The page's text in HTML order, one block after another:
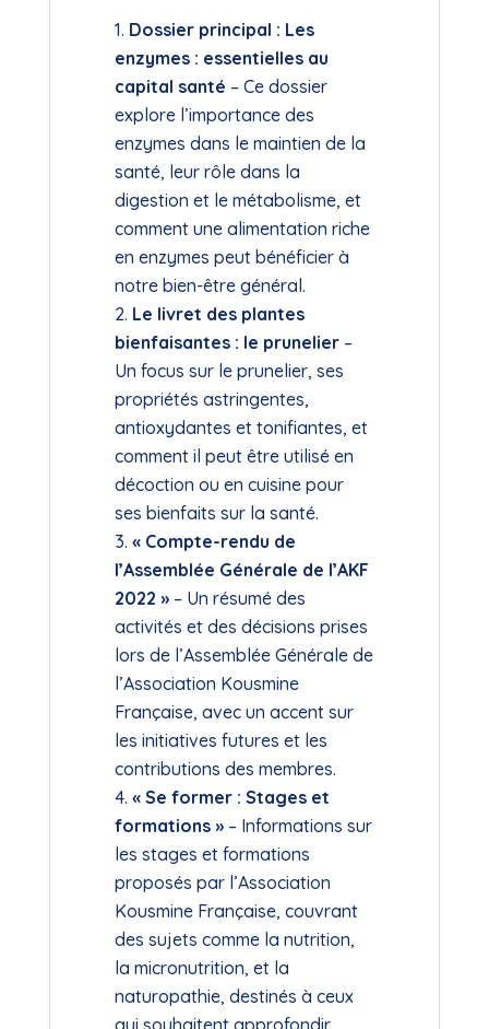
Dossier principal : Les
enzymes : essentielles au
capital santé – Ce dossier
explore l’importance des
enzymes dans le maintien de la
santé, leur rôle dans la
digestion et le métabolisme, et
comment une alimentation riche
en enzymes peut bénéficier à
notre bien-être général.
Le livret des plantes
bienfaisantes : le prunelier –
Un focus sur le prunelier, ses
propriétés astringentes,
antioxydantes et tonifiantes, et
comment il peut être utilisé en
décoction ou en cuisine pour
ses bienfaits sur la santé.
« Compte-rendu de
l’Assemblée Générale de l’AKF
2022 » – Un résumé des
activités et des décisions prises
lors de l’Assemblée Générale de
l’Association Kousmine
Française, avec un accent sur
les initiatives futures et les
contributions des membres.
« Se former : Stages et
formations » – Informations sur
les stages et formations
proposés par l’Association
Kousmine Française, couvrant
des sujets comme la nutrition,
la micronutrition, et la
naturopathie, destinés à ceux